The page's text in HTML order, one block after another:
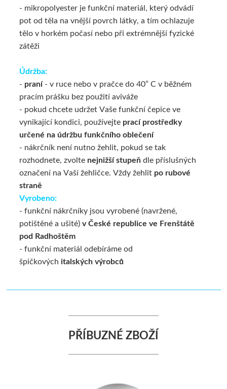
- mikropolyester je funkční materiál, který odvádí
pot od těla na vnější povrch látky, a tím ochlazuje
tělo v horkém počasí nebo při extrémnější fyzické
zátěži
Údržba:
- praní- v ruce nebo v pračce do 40° C v běžném
pracím prášku bez použití aviváže
- pokud chcete udržet Vaše funkční čepice ve
vynikající kondici, používejte prací prostředky
určené na údržbu funkčního oblečení
- nákrčník není nutno žehlit, pokud se tak
rozhodnete, zvolte nejnižší stupeň dle příslušných
označení na Vaší žehličce. Vždy žehlit po rubové
straně
Vyrobeno:
- funkční nákrčníky jsou vyrobené (navržené,
potištěné a ušité)v České republice ve Frenštátě
pod Radhoštěm
- funkční materiál odebíráme od
špičkových italských výrobců
PŘÍBUZNÉ ZBOŽÍ